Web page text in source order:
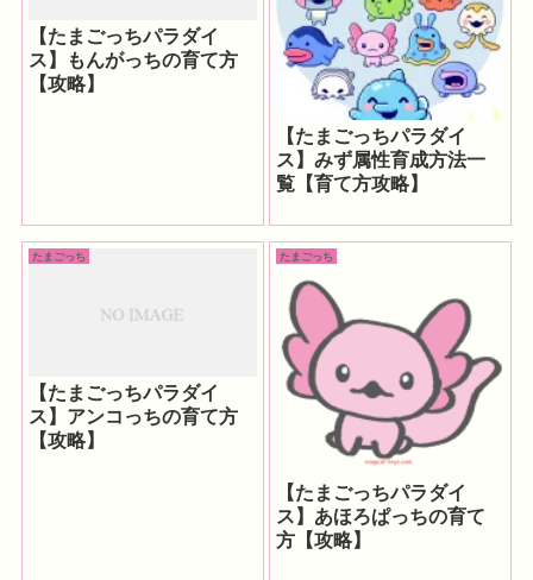
【たまごっちパラダイ
ス】もんがっちの育て方
【攻略】
【たまごっちパラダイ
ス】みず属性育成方法一
覧【育て方攻略】
たまごっち
【たまごっちパラダイ
ス】アンコっちの育て方
【攻略】
たまごっち
【たまごっちパラダイ
ス】あほろぱっちの育て
方【攻略】